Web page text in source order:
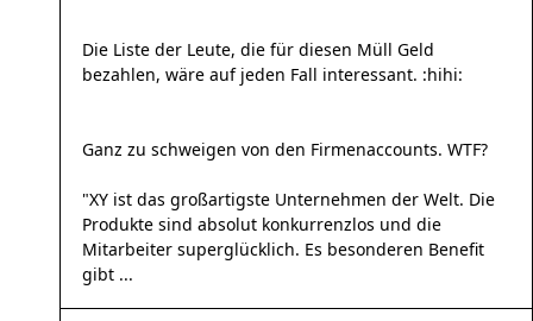
Die Liste der Leute, die für diesen Müll Geld
bezahlen, wäre auf jeden Fall interessant. :hihi:
Ganz zu schweigen von den Firmenaccounts. WTF?
"XY ist das großartigste Unternehmen der Welt. Die
Produkte sind absolut konkurrenzlos und die
Mitarbeiter superglücklich. Es besonderen Benefit
gibt ...